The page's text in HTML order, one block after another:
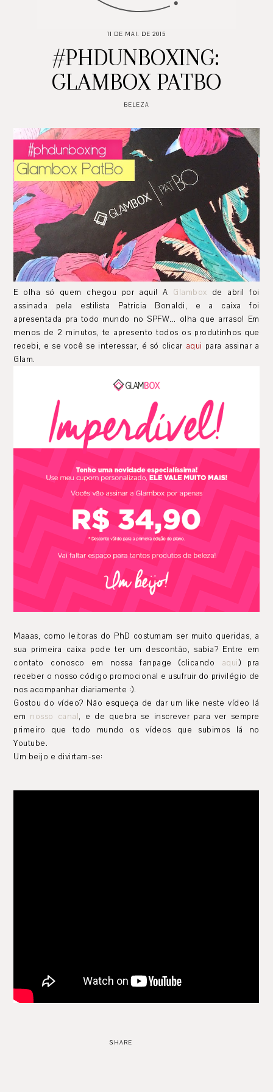
11 DE MAI. DE 2015
#PHDUNBOXING:
GLAMBOX PATBO
BELEZA
E olha só quem chegou por aqui! A Glambox de abril foi
assinada pela estilista Patricia Bonaldi, e a caixa foi
apresentada pra todo mundo no SPFW... olha que arraso! Em
menos de 2 minutos, te apresento todos os produtinhos que
recebi, e se você se interessar, é só clicar aqui para assinar a
Glam.
Maaas, como leitoras do PhD costumam ser muito queridas, a
sua primeira caixa pode ter um descontão, sabia? Entre em
contato conosco em nossa fanpage (clicando aqui) pra
receber o nosso código promocional e usufruir do privilégio de
nos acompanhar diariamente :).
Gostou do vídeo? Não esqueça de dar um like neste vídeo lá
em nosso canal, e de quebra se inscrever para ver sempre
primeiro que todo mundo os vídeos que subimos lá no
Youtube.
Um beijo e divirtam-se:
SHARE